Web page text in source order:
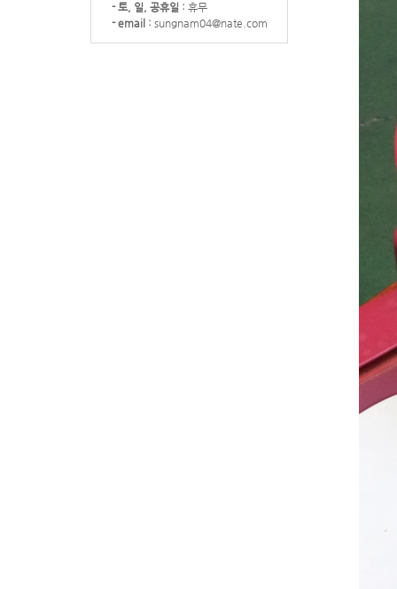
- 토, 일, 공휴일 : 휴무
- email : sungnam04@nate.com